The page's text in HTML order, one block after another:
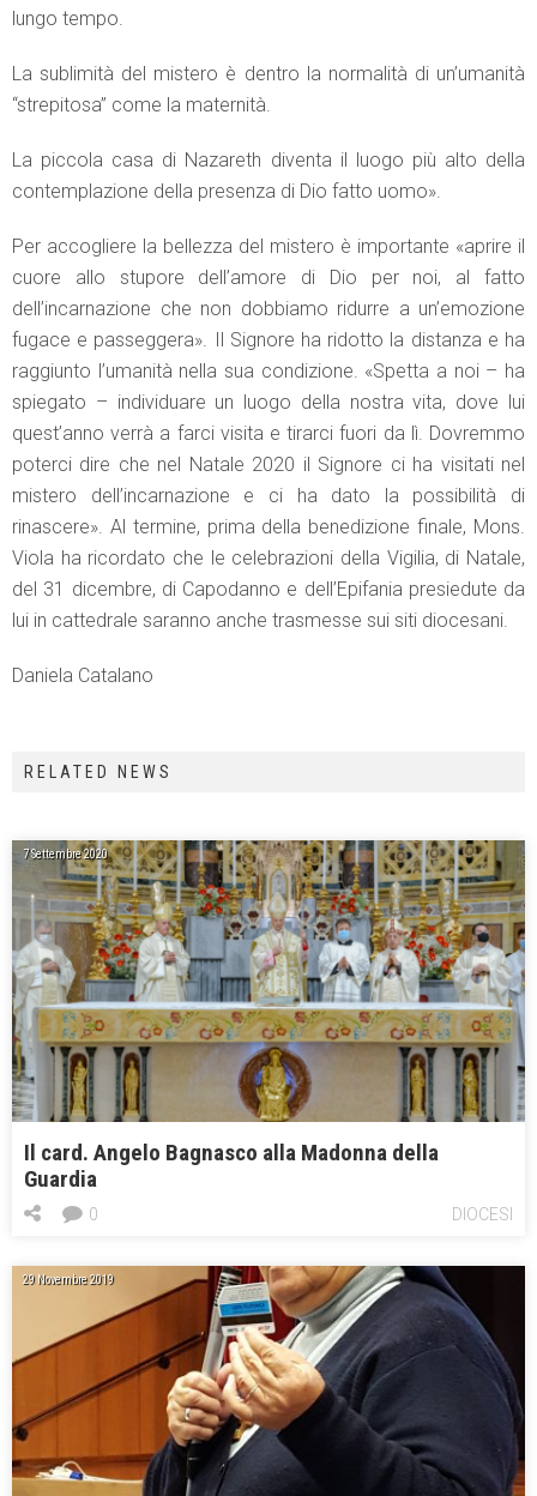
lungo tempo.
La sublimità del mistero è dentro la normalità di un’umanità
“strepitosa” come la maternità.
La piccola casa di Nazareth diventa il luogo più alto della
contemplazione della presenza di Dio fatto uomo».
Per accogliere la bellezza del mistero è importante «aprire il
cuore allo stupore dell’amore di Dio per noi, al fatto
dell’incarnazione che non dobbiamo ridurre a un’emozione
fugace e passeggera». Il Signore ha ridotto la distanza e ha
raggiunto l’umanità nella sua condizione. «Spetta a noi – ha
spiegato – individuare un luogo della nostra vita, dove lui
quest’anno verrà a farci visita e tirarci fuori da lì. Dovremmo
poterci dire che nel Natale 2020 il Signore ci ha visitati nel
mistero dell’incarnazione e ci ha dato la possibilità di
rinascere». Al termine, prima della benedizione finale, Mons.
Viola ha ricordato che le celebrazioni della Vigilia, di Natale,
del 31 dicembre, di Capodanno e dell’Epifania presiedute da
lui in cattedrale saranno anche trasmesse sui siti diocesani.
Daniela Catalano
RELATED NEWS
7 Settembre 2020
Il card. Angelo Bagnasco alla Madonna della
Guardia
DIOCESI
0
29 Novembre 2019